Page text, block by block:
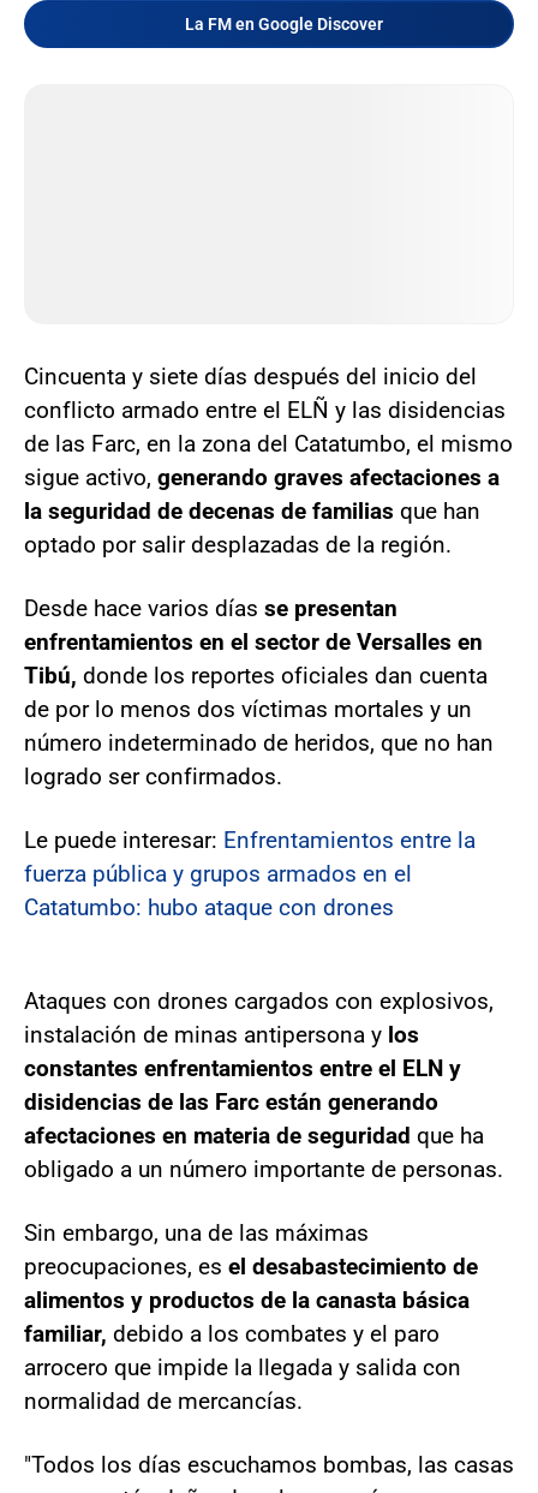
La FM en Google Discover
Cincuenta y siete días después del inicio del
conflicto armado entre el ELÑ y las disidencias
de las Farc, en la zona del Catatumbo, el mismo
sigue activo, generando graves afectaciones a
la seguridad de decenas de familias que han
optado por salir desplazadas de la región.
Desde hace varios días se presentan
enfrentamientos en el sector de Versalles en
Tibú, donde los reportes oficiales dan cuenta
de por lo menos dos víctimas mortales y un
número indeterminado de heridos, que no han
logrado ser confirmados.
Le puede interesar: Enfrentamientos entre la
fuerza pública y grupos armados en el
Catatumbo: hubo ataque con drones
Ataques con drones cargados con explosivos,
instalación de minas antipersona y los
constantes enfrentamientos entre el ELN y
disidencias de las Farc están generando
afectaciones en materia de seguridad que ha
obligado a un número importante de personas.
Sin embargo, una de las máximas
preocupaciones, es el desabastecimiento de
alimentos y productos de la canasta básica
familiar, debido a los combates y el paro
arrocero que impide la llegada y salida con
normalidad de mercancías.
"Todos los días escuchamos bombas, las casas